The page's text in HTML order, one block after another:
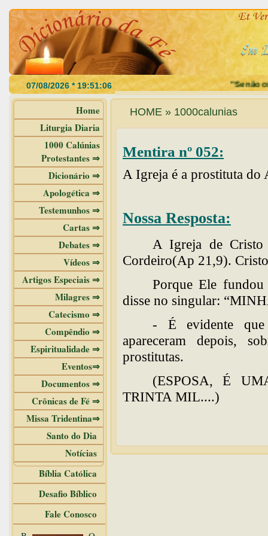
"Se não
Home
Liturgia Diaria
1000 Calúnias
Protestantes ⇒
Dicionário ⇒
Apologética ⇒
Testemunhos ⇒
Cartas ⇒
Debates ⇒
Vídeos ⇒
Artigos Especiais ⇒
Milagres ⇒
Catecismo ⇒
Compêndio ⇒
Espiritualidade ⇒
Eventos⇒
Documentos ⇒
Crônicas de Fé ⇒
Missa Tridentina⇒
Santo do Dia
Notícias
Bíblia Católica
Desafio Bíblico
Fale Conosco
HOME » 1000calunias
Mentira nº 052:
A Igreja é a prostituta
Nossa Resposta:
A Igreja de
Cordeiro(Ap 21,9).
Porque Ele
disse no singular:
- É evidente que
apareceram depois,
prostitutas.
(ESPOSA, É
TRINTA MIL....)